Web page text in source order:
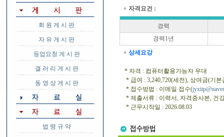
회 원 게 시 판
자 유 게 시 판
등업요청 게 시 판
갤 러 리 게 시 판
동 영 상 게 시 판
법 령 규 약
자격요건 :
경력
경력1년
상세요강
* 자격 : 컴퓨터활용가능자 우대
* 급여 : 3,240,720(세전), 상여금(기
* 접수방법 : 이메일 접수(
* 제출서류 : 이력서, 자격증사본, 건
* 근무시작일 : 2026.08.03